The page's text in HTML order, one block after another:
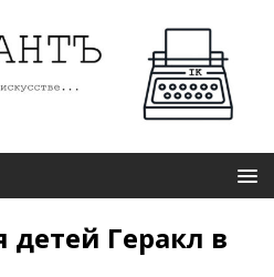
детей Геракл в